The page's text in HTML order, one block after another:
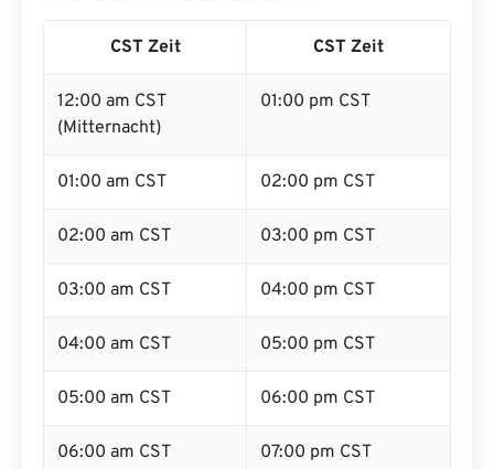
CST Zeit CST Zeit
12:00 am CST
(Mitternacht)
01:00 pm CST
01:00 am CST 02:00 pm CST
02:00 am CST 03:00 pm CST
03:00 am CST 04:00 pm CST
04:00 am CST 05:00 pm CST
05:00 am CST 06:00 pm CST
06:00 am CST 07:00 pm CST